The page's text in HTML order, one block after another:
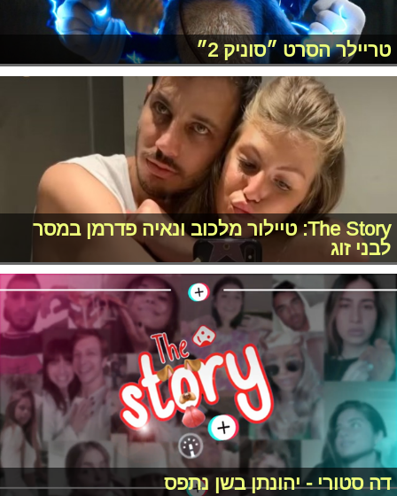
טריילר הסרט ״סוניק 2״
The Story: טיילור מלכוב ונאיה פדרמן במסר
לבני זוג
דה סטורי - יהונתן בשן נתפס